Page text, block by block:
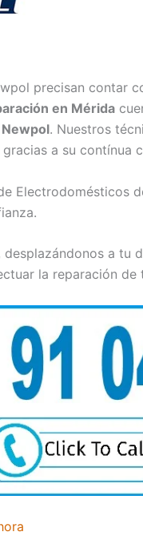
precisan contar
en Mérida
. Nuestros
a su contínua
Electrodomésticos
desplazándonos a tu
la reparación